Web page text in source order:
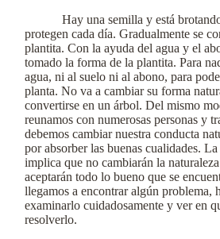
Hay una semilla y está
protegen cada día. Gradualmente se
plantita. Con la ayuda del agua y el
tomado la forma de la plantita. Para
agua, ni al suelo ni al abono, para
planta. No va a cambiar su forma
convertirse en un árbol. Del mismo
reunamos con numerosas personas y
debemos cambiar nuestra conducta
por absorber las buenas cualidades. La
implica que no cambiarán la
aceptarán todo lo bueno que se
llegamos a encontrar algún problema,
examinarlo cuidadosamente y ver en
resolverlo.